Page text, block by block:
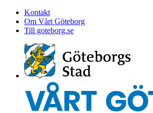
Kontakt
Om Vårt Göteborg
Till goteborg.se